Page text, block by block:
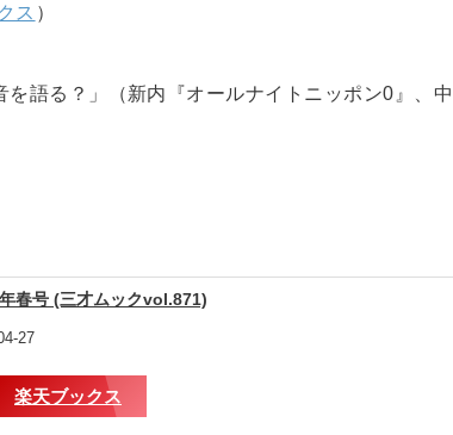
ス ）
語る？」（新内『オールナイトニッポン0』、中
春号 (三才ムックvol.871)
27
楽天ブックス